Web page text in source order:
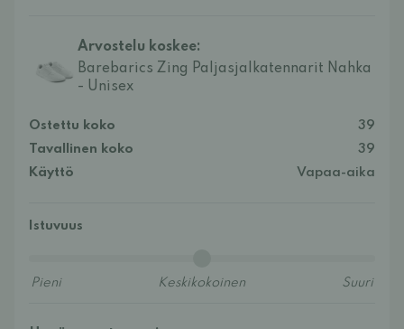
Arvostelu koskee:
Barebarics Zing Paljasjalkatennarit Nahka
- Unisex
Ostettu koko
39
Tavallinen koko
39
Käyttö
Vapaa-aika
Istuvuus